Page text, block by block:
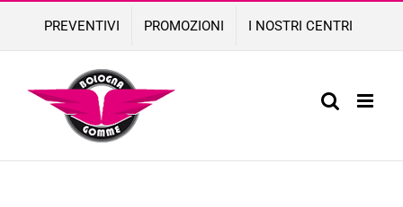
content
PREVENTIVI PROMOZIONI I NOSTRI CENTRI